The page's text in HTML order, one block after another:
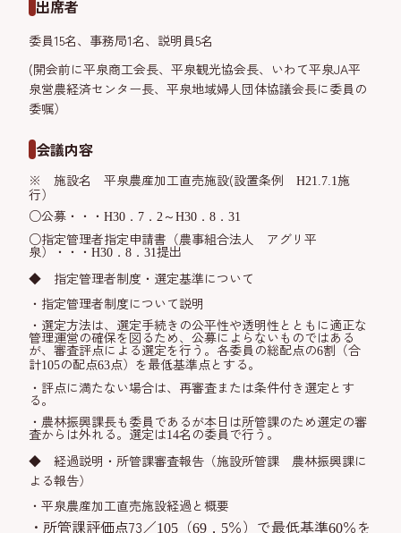
出席者
委員15名、事務局1名、説明員5名
(開会前に平泉商工会長、平泉観光協会長、いわて平泉JA平
泉営農経済センター長、平泉地域婦人団体協議会長に委員の
委嘱）
会議内容
※ 施設名 平泉農産加工直売施設(設置条例 H21.7.1施
行）
○公募・・・ H30．7．2 ～H30．8．31
○指定管理者指定申請書（農事組合法人 アグリ平
泉）・・・ H30．8．31提出
◆ 指定管理者制度・選定基準について
・指定管理者制度について説明
・選定方法は、選定手続きの公平性や透明性とともに適正な
管理運営の確保を図るため、公募によらないものではある
が、審査評点による選定を行う。各委員の総配点の6割（合
計105の配点63点）を最低基準点とする。
・評点に満たない場合は、再審査または条件付き選定とす
る。
・農林振興課長も委員であるが本日は所管課のため選定の審
査からは外れる。選定は14名の委員で行う。
◆ 経過説明・所管課審査報告 （施設所管課 農林振興課に
よる報告）
・平泉農産加工直売施設経過と概要
・ 所管課評価点73／105 （69．5％）で最低基準60％を